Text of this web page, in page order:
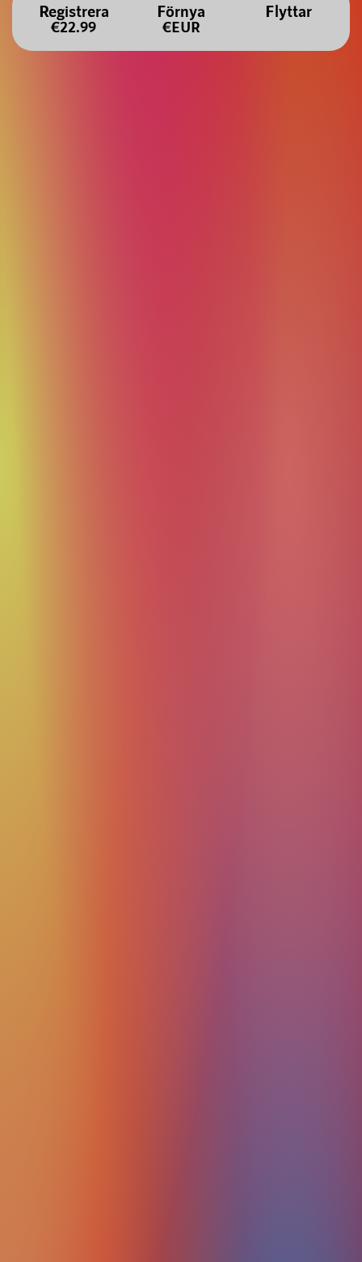
Registrera
€22.99
Förnya
€EUR
Flyttar